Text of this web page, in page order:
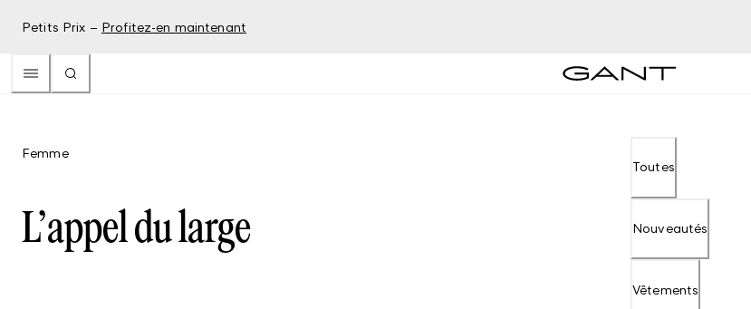
Petits Prix – Profitez-en maintenant
Femme
L’appel du large
Toutes
Nouveautés
Vêtements